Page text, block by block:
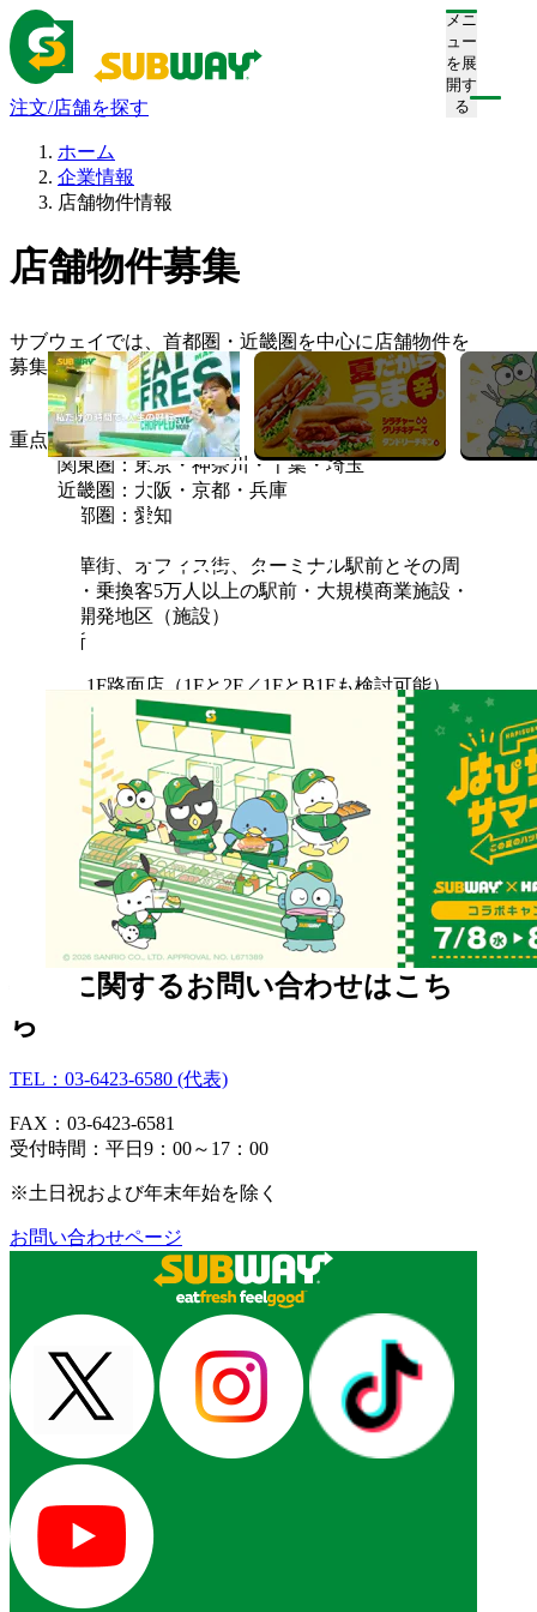
メニ
ュー
を展
開す
る
注文/店舗を探す
ホーム
企業情報
店舗物件情報
店舗物件募集
サブウェイでは、首都圏・近畿圏を中心に店舗物件を
募集しています。
重点地区
関東圏：東京・神奈川・千葉・埼玉
近畿圏：大阪・京都・兵庫
中部圏：愛知
繁華街、オフィス街、ターミナル駅前とその周
辺・乗換客5万人以上の駅前・大規模商業施設・
再開発地区（施設）
出店場所
1F路面店（1Fと2F／1FとB1Fも検討可能）
商業施設内単独区画
商業施設内フードコート
ターミナル駅地下街 等々
※火や油を使わないので、煙・においも気になりません。
※他業種・業態とのコラボレーションも可能です。ご相談ください。
15坪から35坪
物件に関するお問い合わせはこち
ら
TEL：03-6423-6580 (代表)
FAX：03-6423-6581
受付時間：平日9：00～17：00
※土日祝および年末年始を除く
お問い合わせページ